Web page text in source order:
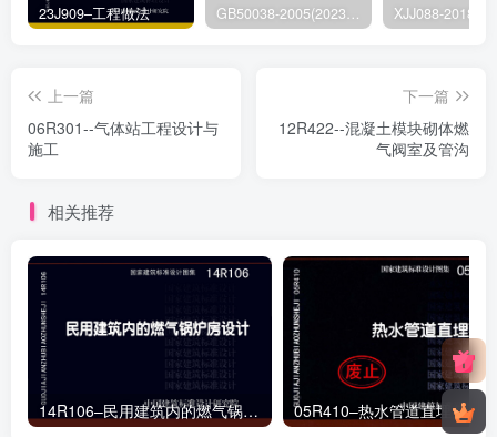
23J909–工程做法 GB50038-2005(2023版)–人民防空地下室设计规范
上一篇
06R301--气体站工程设计与
施工
下一篇
12R422--混凝土模块砌体燃
气阀室及管沟
相关推荐
14R106–民用建筑内的燃气锅炉房设计 05R410–热水管道直埋敷设